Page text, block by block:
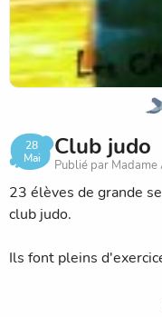
28
Mai
Club judo
Publié par Madame
23 élèves de grande
club judo.
Ils font pleins
Certains commencent